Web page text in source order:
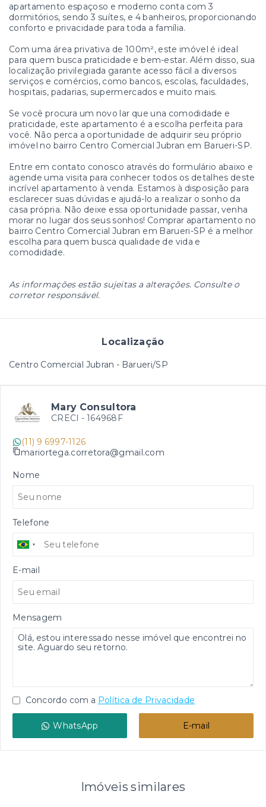
apartamento espaçoso e moderno conta com 3
dormitórios, sendo 3 suítes, e 4 banheiros, proporcionando
conforto e privacidade para toda a família.
Com uma área privativa de 100m², este imóvel é ideal
para quem busca praticidade e bem-estar. Além disso, sua
localização privilegiada garante acesso fácil a diversos
serviços e comércios, como bancos, escolas, faculdades,
hospitais, padarias, supermercados e muito mais.
Se você procura um novo lar que una comodidade e
praticidade, este apartamento é a escolha perfeita para
você. Não perca a oportunidade de adquirir seu próprio
imóvel no bairro Centro Comercial Jubran em Barueri-SP.
Entre em contato conosco através do formulário abaixo e
agende uma visita para conhecer todos os detalhes deste
incrível apartamento à venda. Estamos à disposição para
esclarecer suas dúvidas e ajudá-lo a realizar o sonho da
casa própria. Não deixe essa oportunidade passar, venha
morar no lugar dos seus sonhos! Comprar apartamento no
bairro Centro Comercial Jubran em Barueri-SP é a melhor
escolha para quem busca qualidade de vida e
comodidade.
As informações estão sujeitas a alterações. Consulte o
corretor responsável.
Localização
Centro Comercial Jubran - Barueri/SP
Mary Consultora
CRECI - 164968F
(11) 9 6997-1126
mariortega.corretora@gmail.com
Nome
Telefone
E-mail
Mensagem
Concordo com a Política de Privacidade
WhatsApp E-mail
Imóveis similares